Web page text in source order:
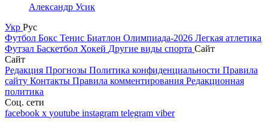
Александр Усик
Укр Рус
Футбол Бокс Тенис Биатлон Олимпиада-2026 Легкая атлетика
Футзал Баскетбол Хокей Другие виды спорта Сайт
Сайт
Редакция Прогнозы Политика конфиденциальности Правила
сайту Контакты Правила комментирования Редакционная
политика
Соц. сети
facebook x youtube instagram telegram viber